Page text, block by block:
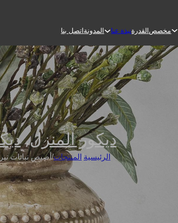
مخصصالقدرةنبذة عنا المدونةاتصل بنا
ديكور المنزل,
الرئيسية المنتجات/أصيص نباتات